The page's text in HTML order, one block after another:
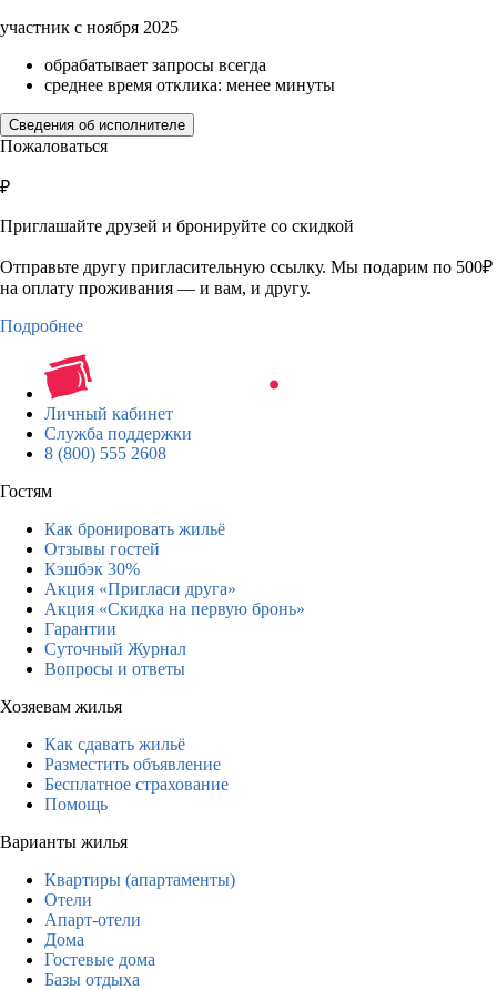
участник с ноября 2025
обрабатывает запросы всегда
среднее время отклика: менее минуты
Сведения об исполнителе
Пожаловаться
₽
Приглашайте друзей и бронируйте со скидкой
Отправьте другу пригласительную ссылку. Мы подарим по 500₽
на оплату проживания — и вам, и другу.
Подробнее
Личный кабинет
Служба поддержки
8 (800) 555 2608
Гостям
Как бронировать жильё
Отзывы гостей
Кэшбэк 30%
Акция «Пригласи друга»
Акция «Скидка на первую бронь»
Гарантии
Суточный Журнал
Вопросы и ответы
Хозяевам жилья
Как сдавать жильё
Разместить объявление
Бесплатное страхование
Помощь
Варианты жилья
Квартиры (апартаменты)
Отели
Апарт-отели
Дома
Гостевые дома
Базы отдыха